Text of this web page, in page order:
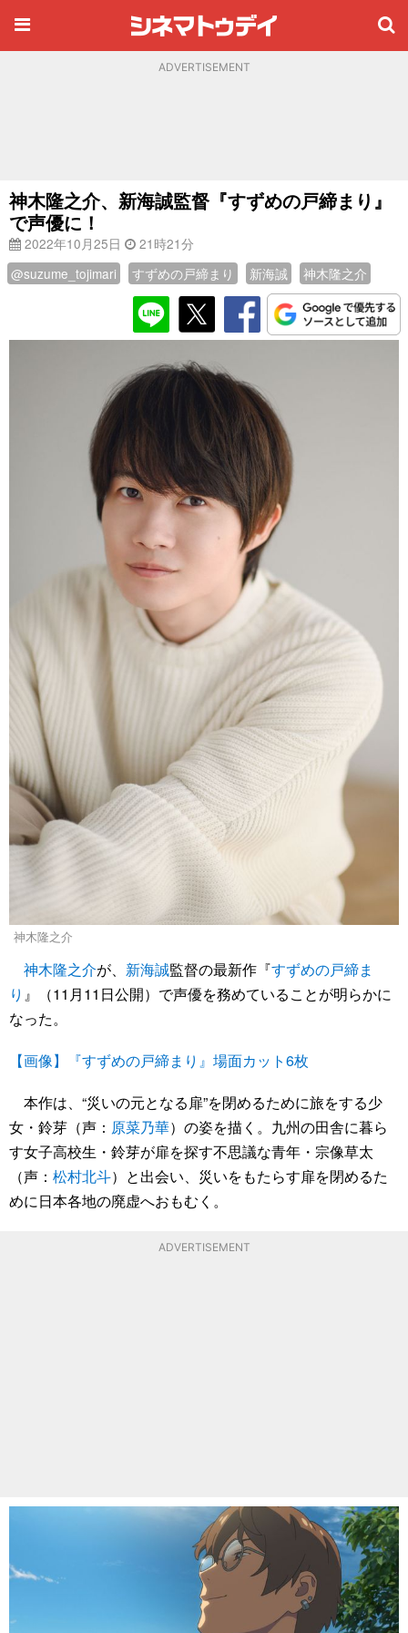
ADVERTISEMENT
神木隆之介、新海誠監督『すずめの戸締まり』
で声優に！
2022年10月25日
21時21分
@suzume_tojimari
すずめの戸締まり 新海誠 神木隆之介
神木隆之介
神木隆之介が、 新海誠監督の最新作『すずめの戸締ま
り 』（11月11日公開）で声優を務めていることが明らかに
なった。
【画像】『すずめの戸締まり』場面カット6枚
本作は、“災いの元となる扉”を閉めるために旅をする少
女・鈴芽（声： 原菜乃華）の姿を描く。九州の田舎に暮ら
す女子高校生・鈴芽が扉を探す不思議な青年・宗像草太
（声： 松村北斗）と出会い、災いをもたらす扉を閉めるた
めに日本各地の廃虚へおもむく。
ADVERTISEMENT